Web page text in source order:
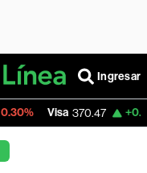
Ingresar
370.47 +0.52%